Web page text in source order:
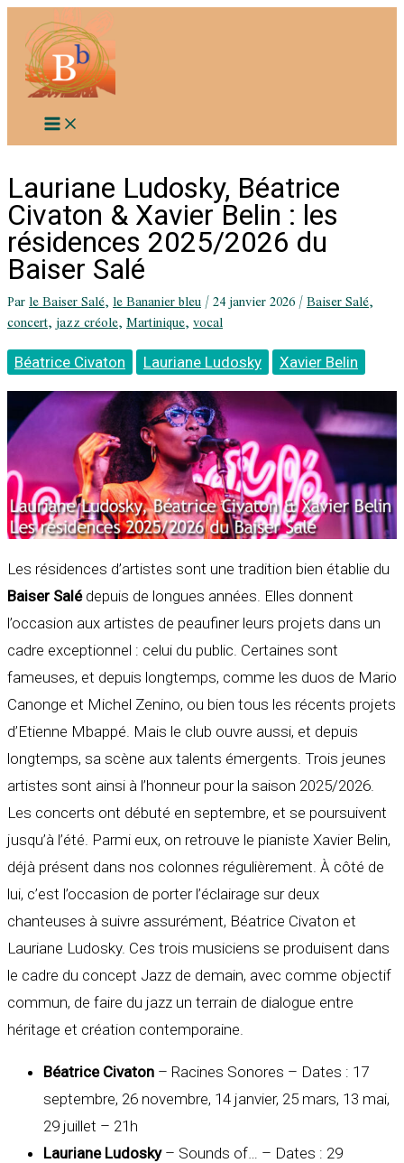
contenu
Lauriane Ludosky, Béatrice
Civaton & Xavier Belin : les
résidences 2025/2026 du
Baiser Salé
Parle Baiser Salé,le Bananier bleu/24 janvier 2026/Baiser Salé,
concert,jazz créole,Martinique,vocal
Béatrice Civaton Lauriane Ludosky Xavier Belin
Les résidences d’artistes sont une tradition bien établie du
Baiser Salédepuis de longues années. Elles donnent
l’occasion aux artistes de peaufiner leurs projets dans un
cadre exceptionnel : celui du public. Certaines sont
fameuses, et depuis longtemps, comme les duos de Mario
Canonge et Michel Zenino, ou bien tous les récents projets
d’Etienne Mbappé. Mais le club ouvre aussi, et depuis
longtemps, sa scène aux talents émergents. Trois jeunes
artistes sont ainsi à l’honneur pour la saison 2025/2026.
Les concerts ont débuté en septembre, et se poursuivent
jusqu’à l’été. Parmi eux, on retrouve le pianiste Xavier Belin,
déjà présent dans nos colonnes régulièrement. À côté de
lui, c’est l’occasion de porter l’éclairage sur deux
chanteuses à suivre assurément, Béatrice Civaton et
Lauriane Ludosky. Ces trois musiciens se produisent dans
le cadre du concept Jazz de demain, avec comme objectif
commun, de faire du jazz un terrain de dialogue entre
héritage et création contemporaine.
Béatrice Civaton – Racines Sonores – Dates : 17
septembre, 26 novembre, 14 janvier, 25 mars, 13 mai,
29 juillet – 21h
Lauriane Ludosky– Sounds of… – Dates : 29